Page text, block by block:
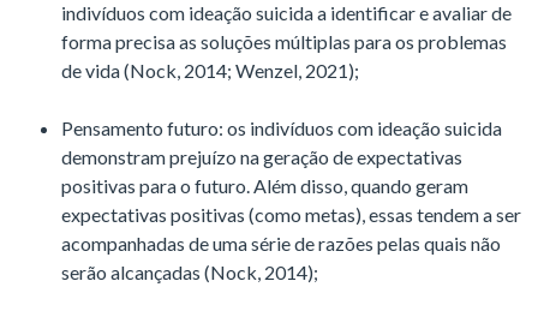
indivíduos com ideação suicida a identificar e avaliar de
forma precisa as soluções múltiplas para os problemas
de vida (Nock, 2014; Wenzel, 2021);
Pensamento futuro: os indivíduos com ideação suicida
demonstram prejuízo na geração de expectativas
positivas para o futuro. Além disso, quando geram
expectativas positivas (como metas), essas tendem a ser
acompanhadas de uma série de razões pelas quais não
serão alcançadas (Nock, 2014);